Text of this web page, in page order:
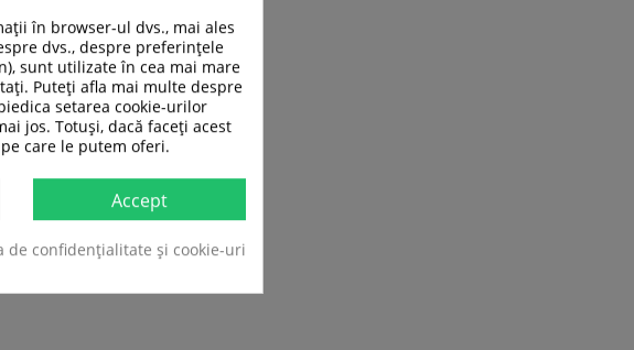
în browser-ul dvs., mai ales
dvs., despre preferințele
sunt utilizate în cea mai mare
Puteți afla mai multe despre
setarea cookie-urilor
jos. Totuși, dacă faceți acest
care le putem oferi.
Accept
de confidențialitate și cookie-uri